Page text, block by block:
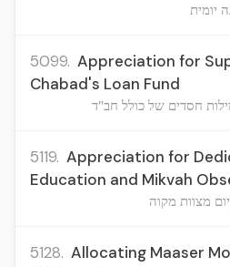
יומית
5099. Appreciation for
Chabad's Loan Fund
חסדים של כולל חב"ד
5119. Appreciation for
Education and Mikvah
מצוות מקוה
5128. Allocating Maaser